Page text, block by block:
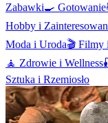
Zabawki🍳 Gotowanie
Hobby i
Moda i Uroda🎬 Filmy
🧘 Zdrowie i Wellness
Sztuka i Rzemiosło